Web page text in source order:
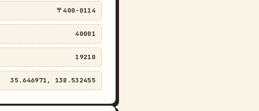
〒400-0114
40001
19210
35.646971, 138.532455